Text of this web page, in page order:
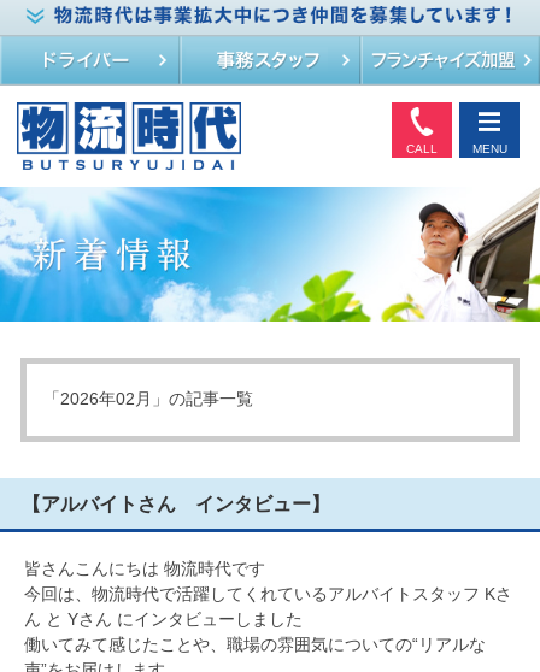
CALL MENU
「2026年02月」の記事一覧
【アルバイトさん インタビュー】
皆さんこんにちは 物流時代です
今回は、物流時代で活躍してくれているアルバイトスタッフ Kさ
ん と Yさん にインタビューしました
働いてみて感じたことや、職場の雰囲気についての“リアルな